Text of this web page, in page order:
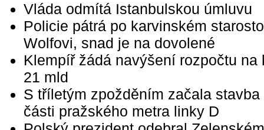
Vláda odmítá Istanbulskou úmluvu
Policie pátrá po karvinském
Wolfovi, snad je na dovolené
Klempíř žádá navýšení rozpočtu na
21 mld
S tříletým zpožděním začala stavba
části pražského metra linky D